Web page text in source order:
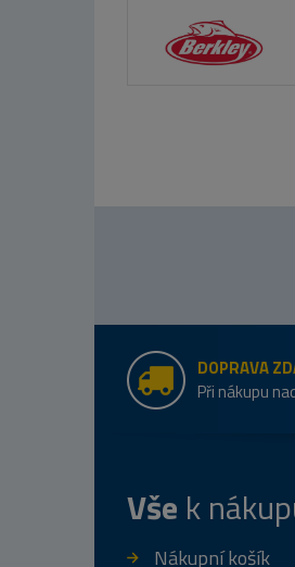
DOPRAVA
Při nákupu
Vše k
Nákupní košík